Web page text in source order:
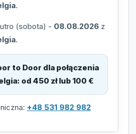
.
(sobota) - 08.08.2026 z
.
to Door dla połączenia
: od 450 zł lub 100 €
+48 531 982 982